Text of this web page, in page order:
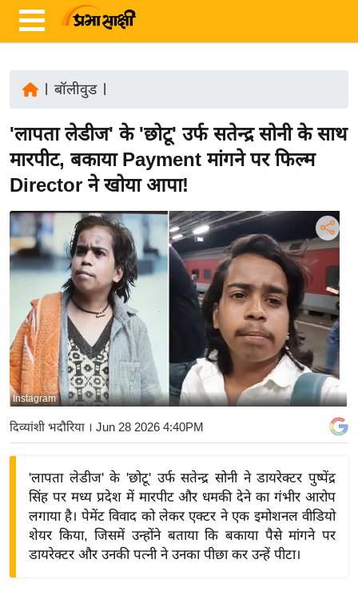
ज़ा
ख
ब
र
रा
ष्ट्री
य
त
र्रा
ष्ट्री
य
बि
ज़
ने
द्यो
बॉलीवुड|
'लापता लेडीज' के 'छोटू' उर्फ सतेन्द्र सोनी के साथ
मारपीट, बकाया Payment मांगने पर फिल्म
Director ने खोया आपा!
Instagram
दिव्यांशी भदौरिया । Jun 28 2026 4:40PM
'लापता लेडीज' के 'छोटू' उर्फ सतेन्द्र सोनी ने डायरेक्टर पुष्पेंद्र
सिंह पर मध्य प्रदेश में मारपीट और धमकी देने का गंभीर आरोप
लगाया है। पेमेंट विवाद को लेकर एक्टर ने एक इमोशनल वीडियो
शेयर किया, जिसमें उन्होंने बताया कि बकाया पैसे मांगने पर
डायरेक्टर और उनकी पत्नी ने उनका पीछा कर उन्हें पीटा।